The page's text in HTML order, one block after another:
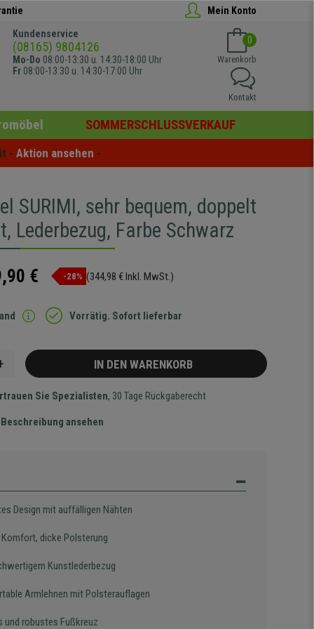
Mein Konto
Kundenservice
(08165) 9804126
Mo-Do 08:00-13:30 u. 14:30-18:00 Uhr
Fr 08:00-13:30 u. 14:30-17:00 Uhr
0
Warenkorb
Kontakt
SOMMERSCHLUSSVERKAUF
- Aktion ansehen -
SURIMI, sehr bequem, doppelt
Lederbezug, Farbe Schwarz
€ -28% (344,98 € Inkl. MwSt.)
Vorrätig. Sofort lieferbar
IN DEN WARENKORB
Sie Spezialisten, 30 Tage Rückgaberecht
ansehen
Design mit auffälligen Nähten
Komfort, dicke Polsterung
Kunstlederbezug
Armlehnen mit Polsterauflagen
und robustes Fußkreuz